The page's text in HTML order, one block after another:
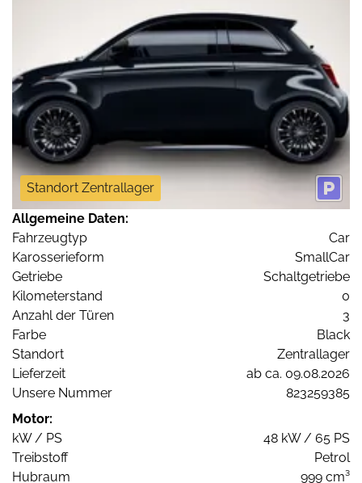
Standort Zentrallager
Allgemeine Daten:
Fahrzeugtyp
Car
Karosserieform
SmallCar
Getriebe
Schaltgetriebe
Kilometerstand
0
Anzahl der Türen
3
Farbe
Black
Standort
Zentrallager
Lieferzeit
ab ca. 09.08.2026
Unsere Nummer
823259385
Motor:
kW / PS
48 kW / 65 PS
Treibstoff
Petrol
Hubraum
999 cm³